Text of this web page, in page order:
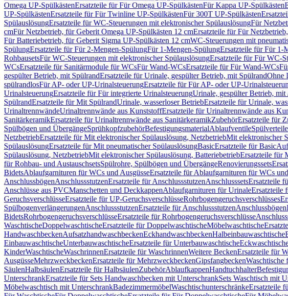
Omega UP-SpülkästenErsatzteile für Für Omega UP-SpülkästenFür Kappa UP-Spülkästen
UP-SpülkästenErsatzteile für Für Twinline UP-SpülkästenFür 300T UP-Spülkästen
SpülauslösungErsatzteile für WC-Steuerungen mit elektronischer SpülauslösungFür
cmFür Netzbetrieb, für Geberit Omega UP-Spülkästen 12 cmErsatzteile für Für
Für Batteriebetrieb, für Geberit Sigma UP-Spülkästen 12 cmWC-Steuerungen mit
SpülungErsatzteile für Für 2-Mengen-SpülungFür 1-Mengen-SpülungErsatzteile für Für 1-
RohbausetsFür WC-Steuerungen mit elektronischer SpülauslösungErsatzteile für Für WC-
WCsErsatzteile für Sanitärmodule für WCsFür Wand-WCsErsatzteile für Für Wand-WCs
gespülter Betrieb, mit SpülrandErsatzteile für Urinale, gespülter Betrieb, mit SpülrandOhne
spülrandlosFür AP- oder UP-UrinalsteuerungErsatzteile für Für AP- oder UP-
UrinalsteuerungErsatzteile für Für integrierte UrinalsteuerungUrinale, gespülter Betrieb,
SpülrandErsatzteile für Mit SpülrandUrinale, wasserloser BetriebErsatzteile für Urinale,
UrinaltrennwändeUrinaltrennwände aus KunststoffErsatzteile für Urinaltrennwände aus
SanitärkeramikErsatzteile für Urinaltrennwände aus SanitärkeramikZubehörErsatzteile für
Spülbögen und ÜbergängeSprühkopfzubehörBefestigungsmaterialAblaufventile
NetzbetriebErsatzteile für Mit elektronischer Spülauslösung, NetzbetriebMit elektronischer
SpülauslösungErsatzteile für Mit pneumatischer SpülauslösungBasicErsatzteile für Basic
Spülauslösung, NetzbetriebMit elektronischer Spülauslösung, BatteriebetriebErsatzteile für
für Rohbau- und AustauschsetsSpülrohre, Spülbögen und ÜbergängeRenovierungssets
BidetsAblaufgarnituren für WCs und AusgüsseErsatzteile für Ablaufgarnituren für WCs
AnschlussbögenAnschlussstutzenErsatzteile für AnschlussstutzenAnschlusssetsErsatzteile
Anschlüsse aus PVCManschetten und DeckkappenAblaufgarnituren für UrinaleErsatzteile
GeruchsverschlüsseErsatzteile für UP-GeruchsverschlüsseRohrbogengeruchsverschlüsses
SpülbogenverlängerungenAnschlussstutzenErsatzteile für AnschlussstutzenAnschlussbögen
BidetsRohrbogengeruchsverschlüsseErsatzteile für Rohrbogengeruchsverschlüsse
WaschtischeDoppelwaschtischeErsatzteile für DoppelwaschtischeMöbelwaschtische
HandwaschbeckenAufsatzhandwaschbeckenEckhandwaschbeckenHalbeinbauwaschtische
EinbauwaschtischeUnterbauwaschtischeErsatzteile für Unterbauwaschtische
KinderWaschtischeWaschrinnenErsatzteile für WaschrinnenWeitere BeckenErsatzteile für
AusgüsseMehrzweckbeckenErsatzteile für MehrzweckbeckenGipsfangbeckenWaschtische
SäulenHalbsäulenErsatzteile für HalbsäulenZubehörAblaufkappenHandtuchhalter
UnterschrankErsatzteile für Sets Handwaschbecken mit UnterschrankSets Waschtisch mit
Möbelwaschtisch mit UnterschrankBadezimmermöbelWaschtischunterschränkeErsatzteile